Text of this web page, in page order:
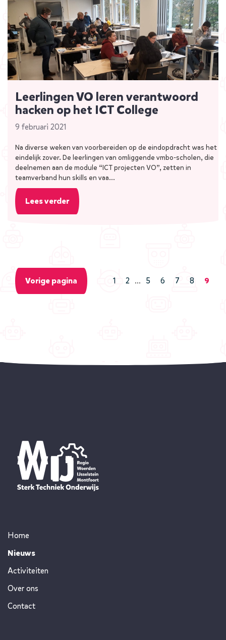
Leerlingen VO leren verantwoord
hacken op het ICT College
9 februari 2021
Na diverse weken van voorbereiden op de eindopdracht was het
eindelijk zover. De leerlingen van omliggende vmbo-scholen, die
deelnemen aan de module “ICT projecten VO”, zetten in
teamverband hun skills en vaa…
Lees verder
1 2 … 5 6 7 8 9
Home
Nieuws
Activiteiten
Over ons
Contact